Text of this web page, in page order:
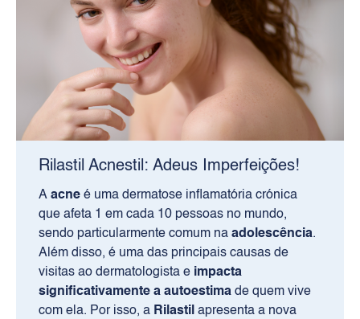
Rilastil Acnestil: Adeus Imperfeições!
A acne é uma dermatose inflamatória crónica
que afeta 1 em cada 10 pessoas no mundo,
sendo particularmente comum na adolescência.
Além disso, é uma das principais causas de
visitas ao dermatologista e impacta
significativamente a autoestima de quem vive
com ela. Por isso, a Rilastil apresenta a nova